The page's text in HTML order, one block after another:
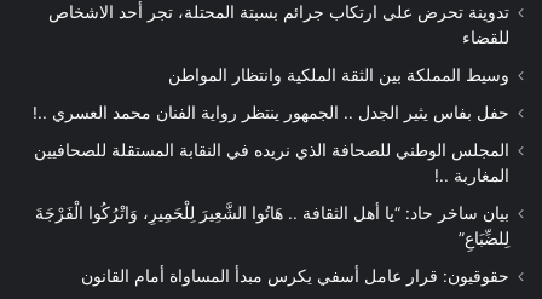
تدوينة تحرض على ارتكاب جرائم بسبتة المحتلة، تجر أحد الاشخاص
للقضاء
وسيط المملكة بين الثقة الملكية وانتظار المواطن
حفل بفاس يثير الجدل .. الجمهور ينتظر رواية الفنان محمد العسري ..!
المجلس الوطني للصحافة الذي نريده في النقابة المستقلة للصحافيين
المغاربة ..!
بيان ساخر حاد: “يا أهل الثقافة .. هَاتُوا الشَّعِيرَ لِلْحَمِيرِ، وَاتْرُكُوا الْفَرْجَةَ
لِلضِّبَاعِ”
حقوقيون: قرار عامل أسفي يكرس مبدأ المساواة أمام القانون